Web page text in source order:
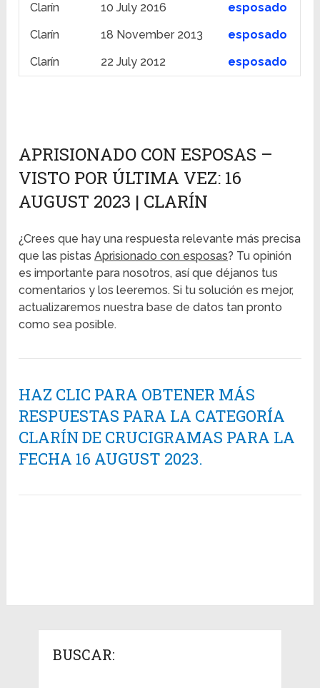
Clarín
10 July 2016
esposado
Clarín
18 November 2013
esposado
Clarín
22 July 2012 esposado
APRISIONADO CON ESPOSAS –
VISTO POR ÚLTIMA VEZ: 16
AUGUST 2023 | CLARÍN
¿Crees que hay una respuesta relevante más precisa
que las pistasAprisionado con esposas? Tu opinión
es importante para nosotros, así que déjanos tus
comentarios y los leeremos. Si tu solución es mejor,
actualizaremos nuestra base de datos tan pronto
como sea posible.
HAZ CLIC PARA OBTENER MÁS
RESPUESTAS PARA LA CATEGORÍA
CLARÍN DE CRUCIGRAMAS PARA LA
FECHA 16 AUGUST 2023.
BUSCAR: